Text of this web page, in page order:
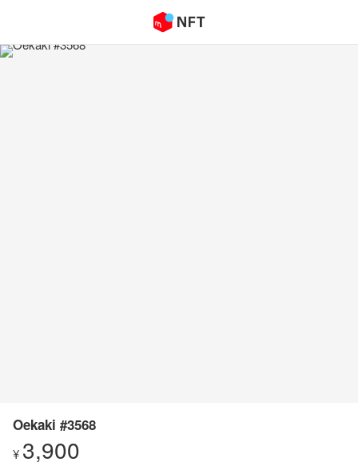
Oekaki #3568
¥ 3,900